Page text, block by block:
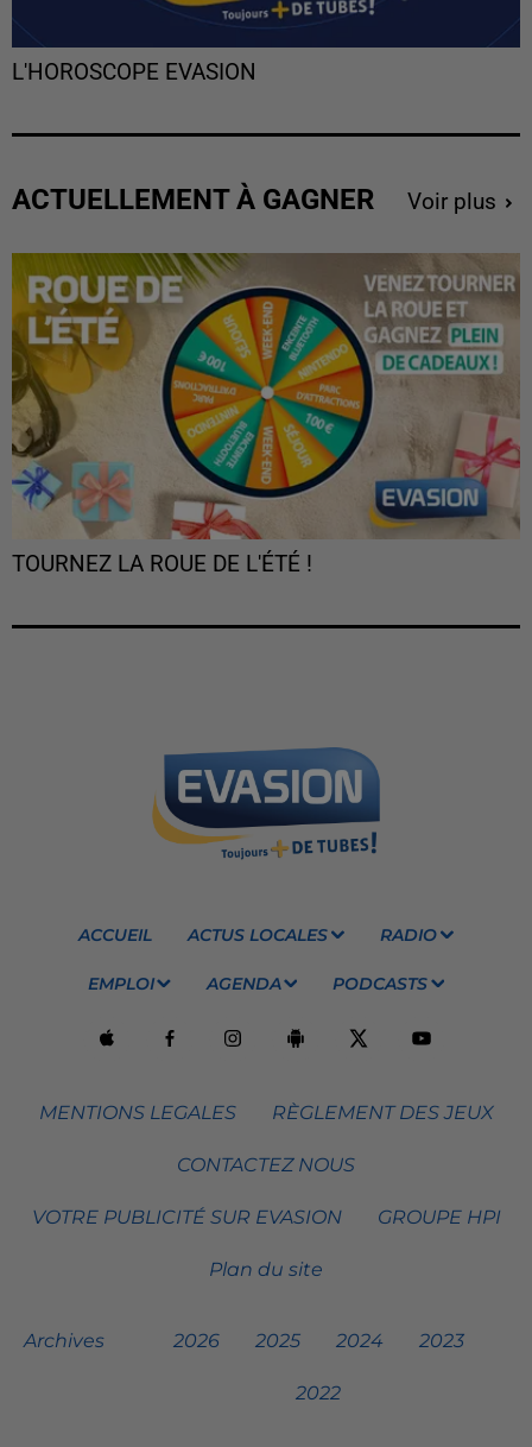
L'HOROSCOPE EVASION
ACTUELLEMENT À GAGNER Voir plus
TOURNEZ LA ROUE DE L'ÉTÉ !
ACCUEIL ACTUS LOCALES RADIO
EMPLOI AGENDA PODCASTS
MENTIONS LEGALES RÈGLEMENT DES JEUX
CONTACTEZ NOUS
VOTRE PUBLICITÉ SUR EVASION GROUPE HPI
Plan du site
Archives 2026 2025 2024 2023
2022